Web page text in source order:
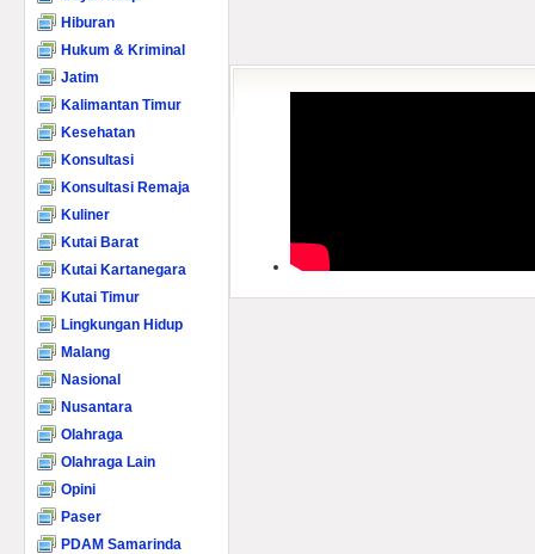
Hiburan
Hukum & Kriminal
Jatim
Kalimantan Timur
Kesehatan
Konsultasi
Konsultasi Remaja
Kuliner
Kutai Barat
Kutai Kartanegara
Kutai Timur
Lingkungan Hidup
Malang
Nasional
Nusantara
Olahraga
Olahraga Lain
Opini
Paser
PDAM Samarinda